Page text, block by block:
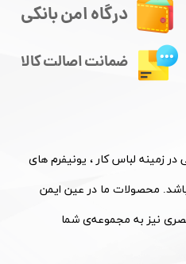
زمینه لباس کار ، یونیفرم های
محصولات ما در عین ایمن
نیز به مجموعه‌ی شما
درگاه امن بانکی
ضمانت اصالت کالا